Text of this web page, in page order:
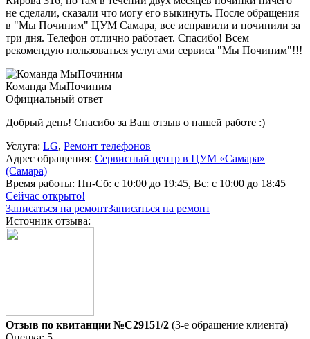
не сделали, сказали что могу его выкинуть. После обращения
в "Мы Починим" ЦУМ Самара, все исправили и починили за
три дня. Телефон отлично работает. Спасибо! Всем
рекомендую пользоваться услугами сервиса "Мы Починим"!!!
Команда МыПочиним
Официальный ответ
Добрый день! Спасибо за Ваш отзыв о нашей работе :)
Услуга: LG, Ремонт телефонов
Адрес обращения: Сервисный центр в ЦУМ «Самара»
(Самара)
Время работы: Пн-Сб: с 10:00 до 19:45, Вс: с 10:00 до 18:45
Сейчас открыто!
Записаться на ремонтЗаписаться на ремонт
Источник отзыва:
Отзыв по квитанции №C29151/2 (3-е обращение клиента)